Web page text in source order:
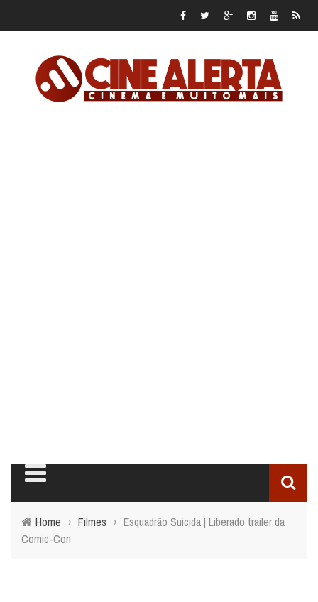
Home › Filmes › Esquadrão Suicida | Liberado trailer da
Comic-Con